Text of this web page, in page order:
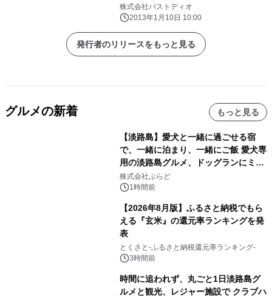
株式会社パストディオ
2013年1月10日 10:00
発行者のリリースをもっと見る
グルメの新着 もっと見る
【淡路島】愛犬と一緒に過ごせる宿
で、一緒に泊まり、一緒にご飯 愛犬専
用の淡路島グルメ、ドッグランにミニ
プール グランピングとトレーラーハウ
スの2施設で
株式会社ぷらど
1時間前
【2026年8月版】ふるさと納税でもら
える『玄米』の還元率ランキングを発
表
とくさと-ふるさと納税還元率ランキング-
3時間前
時間に追われず、丸ごと1日淡路島グ
ルメと観光、レジャー施設で クラブハ